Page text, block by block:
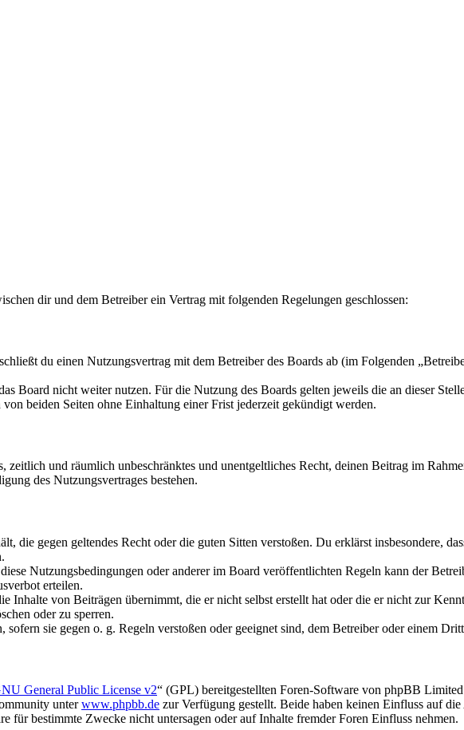
dir und dem Betreiber ein Vertrag mit folgenden Regelungen geschlossen:
du einen Nutzungsvertrag mit dem Betreiber des Boards ab (im Folgenden
Board nicht weiter nutzen. Für die Nutzung des Boards gelten jeweils die an dieser
beiden Seiten ohne Einhaltung einer Frist jederzeit gekündigt werden.
und räumlich unbeschränktes und unentgeltliches Recht, deinen Beitrag im
des Nutzungsvertrages bestehen.
die gegen geltendes Recht oder die guten Sitten verstoßen. Du erklärst insbesondere,
Nutzungsbedingungen oder anderer im Board veröffentlichten Regeln kann der
erteilen.
von Beiträgen übernimmt, die er nicht selbst erstellt hat oder die er nicht zur
oder zu sperren.
sie gegen o. g. Regeln verstoßen oder geeignet sind, dem Betreiber oder einem
General Public License v2“ (GPL) bereitgestellten Foren-Software von phpBB
unterwww.phpbb.de zur Verfügung gestellt. Beide haben keinen Einfluss auf
für bestimmte Zwecke nicht untersagen oder auf Inhalte fremder Foren Einfluss nehmen.